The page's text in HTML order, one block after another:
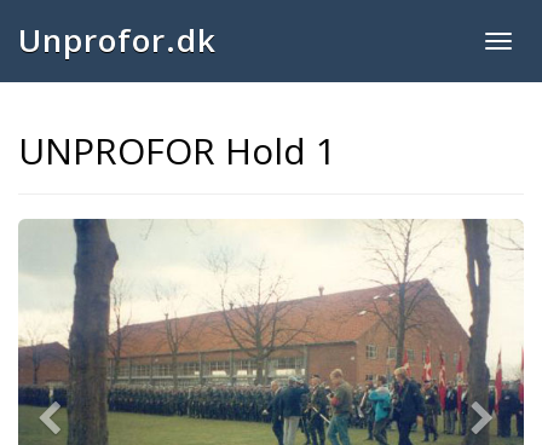
Unprofor.dk
UNPROFOR Hold 1
Previous Next